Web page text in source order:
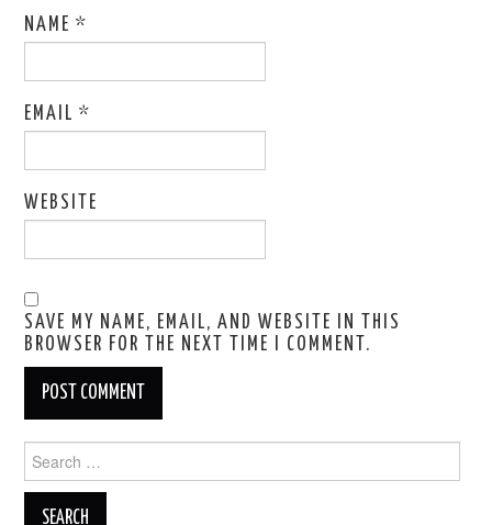
NAME*
EMAIL*
WEBSITE
SAVE MY NAME, EMAIL, AND WEBSITE IN THIS
BROWSER FOR THE NEXT TIME I COMMENT.
for: